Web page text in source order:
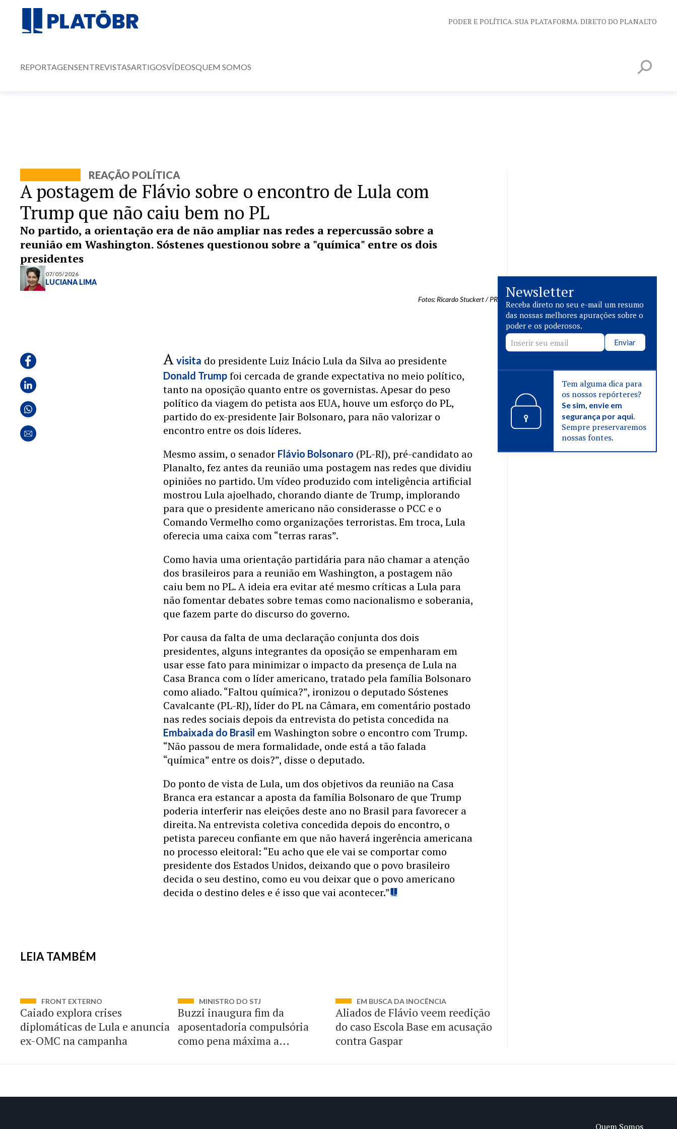
PODER E POLÍTICA. SUA PLATAFORMA. DIRETO DO PLANALTO
REPORTAGENSENTREVISTASARTIGOSVÍDEOSQUEM SOMOS
REAÇÃO POLÍTICA
A postagem de Flávio sobre o encontro de Lula com
Trump que não caiu bem no PL
No partido, a orientação era de não ampliar nas redes a repercussão sobre a
reunião em Washington. Sóstenes questionou sobre a "química" entre os dois
presidentes
07/05/2026
LUCIANA LIMA
Fotos: Ricardo Stuckert / PR
A visita do presidente Luiz Inácio Lula da Silva ao presidente
Donald Trump foi cercada de grande expectativa no meio político,
tanto na oposição quanto entre os governistas. Apesar do peso
político da viagem do petista aos EUA, houve um esforço do PL,
partido do ex-presidente Jair Bolsonaro, para não valorizar o
encontro entre os dois líderes.
Mesmo assim, o senador Flávio Bolsonaro (PL-RJ), pré-candidato ao
Planalto, fez antes da reunião uma postagem nas redes que dividiu
opiniões no partido. Um vídeo produzido com inteligência artificial
mostrou Lula ajoelhado, chorando diante de Trump, implorando
para que o presidente americano não considerasse o PCC e o
Comando Vermelho como organizações terroristas. Em troca, Lula
oferecia uma caixa com “terras raras”.
Como havia uma orientação partidária para não chamar a atenção
dos brasileiros para a reunião em Washington, a postagem não
caiu bem no PL. A ideia era evitar até mesmo críticas a Lula para
não fomentar debates sobre temas como nacionalismo e soberania,
que fazem parte do discurso do governo.
Por causa da falta de uma declaração conjunta dos dois
presidentes, alguns integrantes da oposição se empenharam em
usar esse fato para minimizar o impacto da presença de Lula na
Casa Branca com o líder americano, tratado pela família Bolsonaro
como aliado. “Faltou química?”, ironizou o deputado Sóstenes
Cavalcante (PL-RJ), líder do PL na Câmara, em comentário postado
nas redes sociais depois da entrevista do petista concedida na
Embaixada do Brasil em Washington sobre o encontro com Trump.
“Não passou de mera formalidade, onde está a tão falada
“química” entre os dois?”, disse o deputado.
Do ponto de vista de Lula, um dos objetivos da reunião na Casa
Branca era estancar a aposta da família Bolsonaro de que Trump
poderia interferir nas eleições deste ano no Brasil para favorecer a
direita. Na entrevista coletiva concedida depois do encontro, o
petista pareceu confiante em que não haverá ingerência americana
no processo eleitoral: “Eu acho que ele vai se comportar como
presidente dos Estados Unidos, deixando que o povo brasileiro
decida o seu destino, como eu vou deixar que o povo americano
decida o destino deles e é isso que vai acontecer.”
LEIA TAMBÉM
FRONT EXTERNO
Caiado explora crises
diplomáticas de Lula e anuncia
ex-OMC na campanha
MINISTRO DO STJ
Buzzi inaugura fim da
aposentadoria compulsória
como pena máxima a
EM BUSCA DA INOCÊNCIA
Aliados de Flávio veem reedição
do caso Escola Base em acusação
contra Gaspar
Newsletter
Receba direto no seu e-mail um resumo
das nossas melhores apurações sobre o
poder e os poderosos.
Enviar
Tem alguma dica para
os nossos repórteres?
Se sim, envie em
segurança por aqui.
Sempre preservaremos
nossas fontes.
Quem Somos